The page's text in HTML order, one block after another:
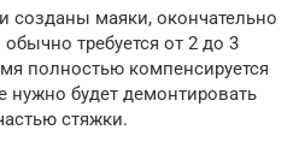
созданы маяки, окончательно
требуется от 2 до 3
полностью компенсируется
нужно будет демонтировать
стяжки.